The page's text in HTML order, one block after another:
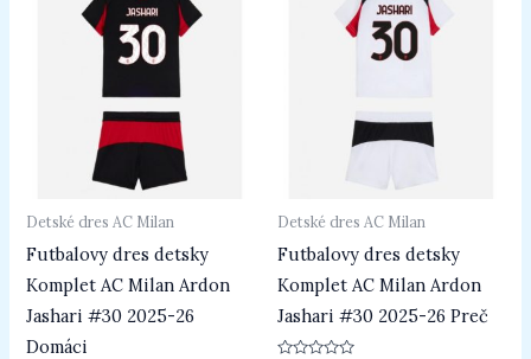
Detské dres AC Milan
Futbalovy dres detsky
Komplet AC Milan Ardon
Jashari #30 2025-26
Domáci
Detské dres AC Milan
Futbalovy dres detsky
Komplet AC Milan Ardon
Jashari #30 2025-26 Preč